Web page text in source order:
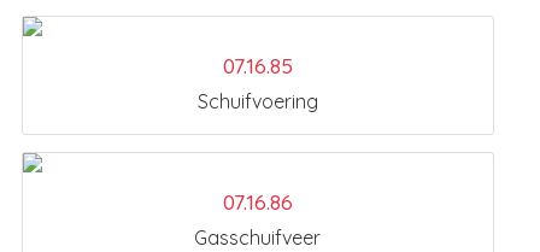
07.16.85
Schuifvoering
07.16.86
Gasschuifveer